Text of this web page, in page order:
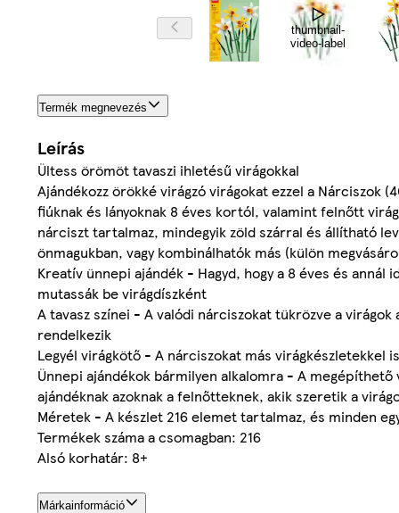
thumbnail-
video-label
Termék megnevezés
Leírás
Ültess örömöt tavaszi ihletésű virágokkal
Ajándékozz örökké virágzó virágokat ezzel a Nárciszok
fiúknak és lányoknak 8 éves kortól, valamint felnőtt
nárciszt tartalmaz, mindegyik zöld szárral és állítható
önmagukban, vagy kombinálhatók más (külön
Kreatív ünnepi ajándék - Hagyd, hogy a 8 éves és
mutassák be virágdíszként
A tavasz színei - A valódi nárciszokat tükrözve a
rendelkezik
Legyél virágkötő - A nárciszokat más virágkészletekkel
Ünnepi ajándékok bármilyen alkalomra - A
ajándéknak azoknak a felnőtteknek, akik szeretik a
Méretek - A készlet 216 elemet tartalmaz, és minden
Termékek száma a csomagban: 216
Alsó korhatár: 8+
Márkainformáció